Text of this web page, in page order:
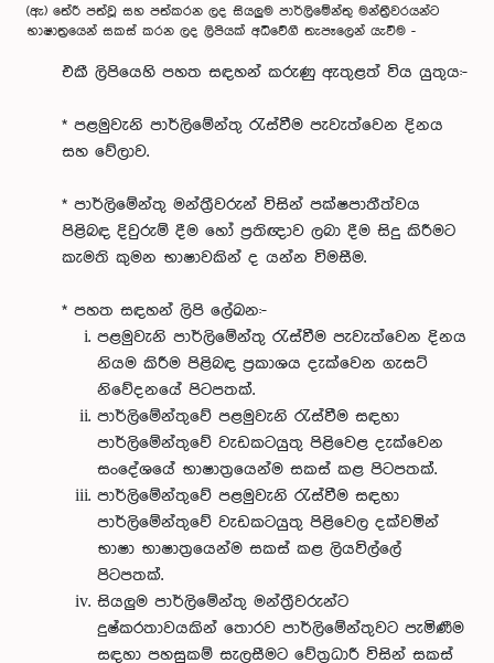
(ඇ) තේරී පත්වූ සහ පත්කරන ලද සියලුම පාර්ලිමේන්තු මන්ත්‍රීවරයන්ට
භාෂාත්‍රයෙන් සකස් කරන ලද ලිපියක් අධිවේගී තැපෑලෙන් යැවීම -
එකී ලිපියෙහි පහත සඳහන් කරුණු ඇතුළත් විය යුතුය:-
* පළමුවැනි පාර්ලිමේන්තු රැස්වීම පැවැත්වෙන දිනය
සහ වේලාව.
* පාර්ලිමේන්තු මන්ත්‍රීවරුන් විසින් පක්ෂපාතීත්වය
පිළිබඳ දිවුරුම් දීම හෝ ප්‍රතිඥාව ලබා දීම සිදු කිරීමට
කැමති කුමන භාෂාවකින් ද යන්න විමසීම.
* පහත සඳහන් ලිපි ලේඛන:-
පළමුවැනි පාර්ලිමේන්තු රැස්වීම පැවැත්වෙන දිනය
නියම කිරීම පිළිබඳ ප්‍රකාශය දැක්වෙන ගැසට්
නිවේදනයේ පිටපතක්.
පාර්ලිමේන්තුවේ පළමුවැනි රැස්වීම සඳහා
පාර්ලිමේන්තුවේ වැඩකටයුතු පිළිවෙළ දැක්වෙන
සංදේශයේ භාෂාත්‍රයෙන්ම සකස් කළ පිටපතක්.
පාර්ලිමේන්තුවේ පළමුවැනි රැස්වීම සඳහා
පාර්ලිමේන්තුවේ වැඩකටයුතු පිළිවෙල දක්වමින්
භාෂා භාෂාත්‍රයෙන්ම සකස් කළ ‍ලියවි‍ල්ලේ
පිටපතක්.
සියලුම පාර්ලිමේන්තු මන්ත්‍රීවරුන්ට
දුෂ්කරතාවයකින් තොරව පාර්ලිමේන්තුවට පැමිණීම
සඳහා පහසුකම් සැලසීමට වේත්‍රධාරී විසින් සකස්